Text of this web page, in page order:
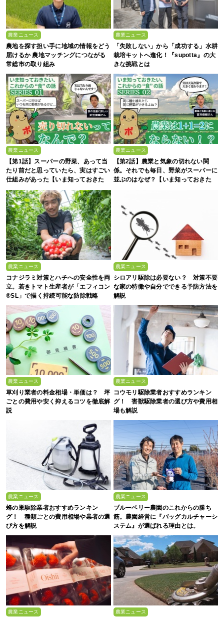
農業ニュース
農地を探す担い手に地域の情報をどう
届けるか 農地マッチングにつながる
常総市の取り組み
農業ニュース
「失敗しない」から「成功する」水耕
栽培キットへ進化！『supotta』の大
きな挑戦とは
農業ニュース
【第1話】スーパーの野菜、あって当
たり前だと思っていたら、実はすごい
仕組みがあった【いま知っておきた
い、これからの”食”の話】
農業ニュース
【第2話】農業と気象の切れない関
係。それでも毎日、野菜がスーパーに
並ぶのはなぜ？【いま知っておきた
農業ニュース
コナジラミ対策とハチへの安全性を両
立。若きトマト生産者が「エフィコン
®SL」で描く持続可能な防除戦略
農業ニュース
シロアリ駆除は必要ない？ 対策不要
な家の特徴や自分でできる予防方法を
解説
農業ニュース
草刈り業者の料金相場・単価は？ 坪
ごとの費用や安く抑えるコツを徹底解
説
農業ニュース
コウモリ駆除業者おすすめランキン
グ！ 害獣駆除業者の選び方や費用相
場も解説
農業ニュース
蜂の巣駆除業者おすすめランキン
グ！ 種類ごとの費用相場や業者の選
び方を解説
農業ニュース
ブルーベリー農園のこれからの勝ち
筋。農園経営に『バッグカルチャーシ
ステム』が選ばれる理由とは。
農業ニュース 農業ニュース